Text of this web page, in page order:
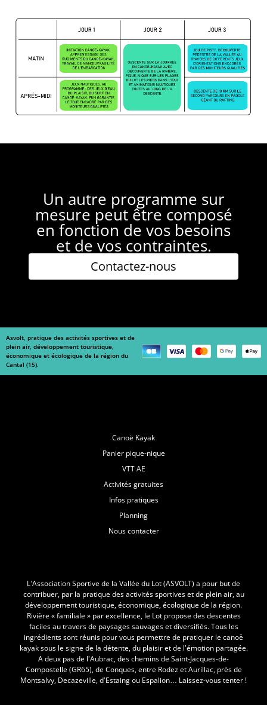
Un autre programme sur
mesure peut être composé
en fonction de vos besoins
et de vos contraintes.
Contactez-nous
Asvolt, pratique des activités sportives et de
plein air, développement touristique,
économique et écologique de la région du
Cantal (15).
Canoë Kayak
Panier pique-nique
VTT AE
Activités gratuites
Infos pratiques
Planning
Nous contacter
L’Association Sportive de la Vallée du Lot (ASVOLT) a pour but de
contribuer, par la pratique des activités sportives et de plein air, au
développement touristique, économique, écologique de la région.
Rivière « familiale » par excellence, le Lot propose des descentes
faciles au travers de paysages sauvages et diversifiés. Tous les
ingrédients sont réunis pour vous permettre de pratiquer le canoë
kayak sous le signe de la détente, du plaisir et de l’émotion partagée.
A deux pas de l’Aubrac, des chemins de Saint-Jacques-de-
Compostelle (GR65), de Conques, entre Rodez et Aurillac, près de
Montsalvy, Decazeville, d’Estaing ou Espalion… Laissez-vous tenter !